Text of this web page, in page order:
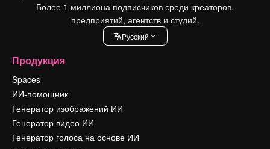
Более 1 миллиона подписчиков среди креаторов,
предприятий, агентств и студий.
Pусский
Продукция
Spaces
ИИ-помощник
Генератор изображений ИИ
Генератор видео ИИ
Генератор голоса на основе ИИ